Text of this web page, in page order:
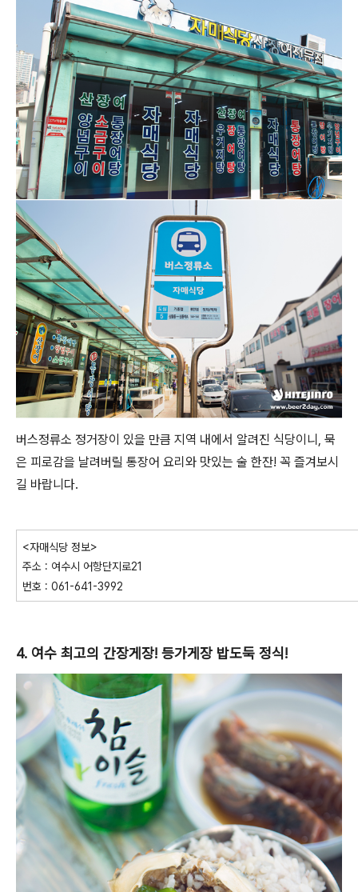
버스정류소 정거장이 있을 만큼 지역 내에서 알려진 식당이니, 묵
은 피로감을 날려버릴 통장어 요리와 맛있는 술 한잔! 꼭 즐겨보시
길 바랍니다.
<자매식당 정보>
주소 : 여수시 어항단지로21
번호 : 061-641-3992
4. 여수 최고의 간장게장! 등가게장 밥도둑 정식!